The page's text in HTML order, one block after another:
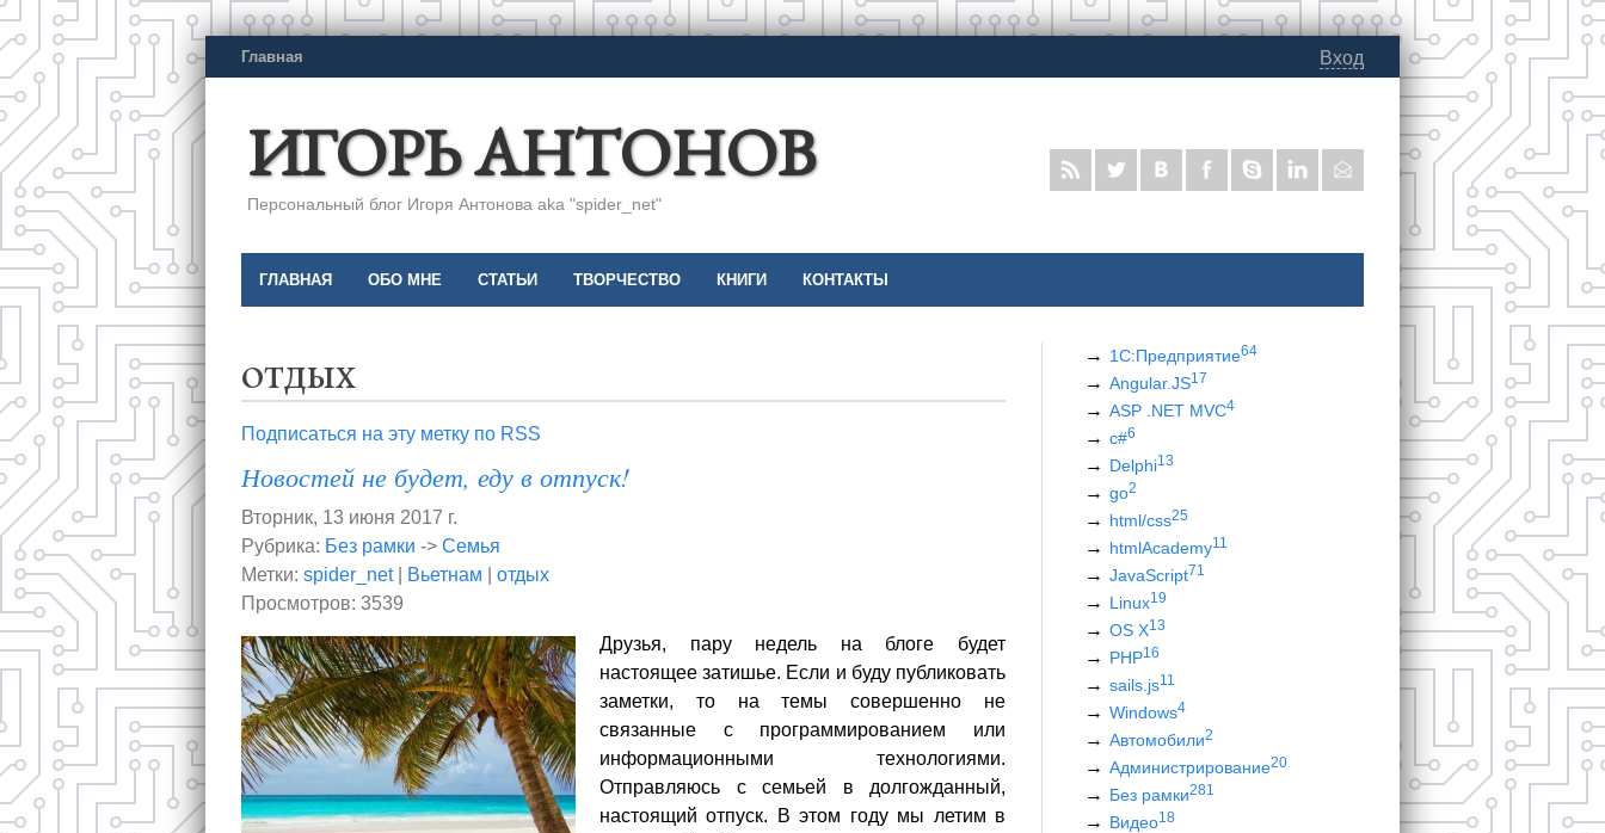
Главная Вход
ИГОРЬ АНТОНОВ
Персональный блог Игоря Антонова aka "spider_net"
ГЛАВНАЯ ОБО МНЕ СТАТЬИ ТВОРЧЕСТВО КНИГИ КОНТАКТЫ
отдых
Подписаться на эту метку по RSS
Новостей не будет, еду в отпуск!
Вторник, 13 июня 2017 г.
Рубрика: Без рамки -> Семья
Метки: spider_net| Вьетнам
отдых
Просмотров: 3539
Друзья, пару недель на блоге будет
настоящее затишье. Если и буду публиковать
заметки, то на темы совершенно не
связанные с программированием или
информационными технологиями.
Отправляюсь с семьей в долгожданный,
настоящий отпуск. В этом году мы летим в
1С:Предприятие64
Angular.JS17
ASP .NET MVC4
c#6
Delphi13
go2
html/css25
htmlAcademy11
JavaScript71
Linux19
OS X13
PHP16
sails.js11
Windows4
Автомобили2
Администрирование20
Без рамки281
Видео18